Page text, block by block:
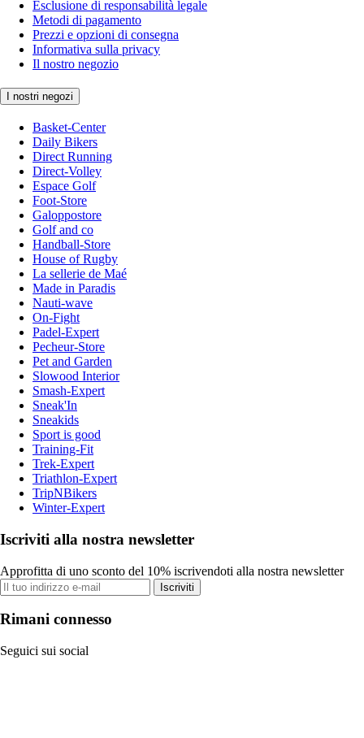
Esclusione di responsabilità legale
Metodi di pagamento
Prezzi e opzioni di consegna
Informativa sulla privacy
Il nostro negozio
I nostri negozi
Basket-Center
Daily Bikers
Direct Running
Direct-Volley
Espace Golf
Foot-Store
Galoppostore
Golf and co
Handball-Store
House of Rugby
La sellerie de Maé
Made in Paradis
Nauti-wave
On-Fight
Padel-Expert
Pecheur-Store
Pet and Garden
Slowood Interior
Smash-Expert
Sneak'In
Sneakids
Sport is good
Training-Fit
Trek-Expert
Triathlon-Expert
TripNBikers
Winter-Expert
Iscriviti alla nostra newsletter
Approfitta di uno sconto del 10% iscrivendoti alla nostra newsletter
Iscriviti
Rimani connesso
Seguici sui social